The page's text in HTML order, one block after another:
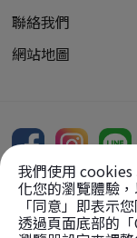
聯絡我們
網站地圖
我們使用 cookies
化您的瀏覽體驗
「同意」即表示
透過頁面底部的